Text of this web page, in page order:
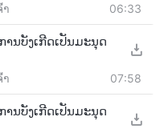
າ 06:33
ານບັງເກີດເປັນມະນຸດ
າ 07:58
ານບັງເກີດເປັນມະນຸດ